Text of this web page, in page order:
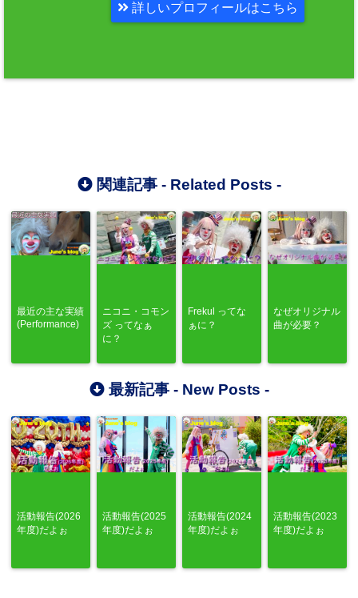
詳しいプロフィールはこちら
関連記事 - Related Posts -
最近の主な実績
(Performance)
ニコニ・コモン
ズ ってなぁ
に？
Frekul ってな
ぁに？
なぜオリジナル
曲が必要？
最新記事 - New Posts -
活動報告(2026
年度)だよぉ
活動報告(2025
年度)だよぉ
活動報告(2024
年度)だよぉ
活動報告(2023
年度)だよぉ